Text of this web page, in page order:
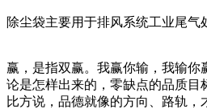
除尘袋主要用于排风系统工业尾气
赢，是指双赢。我赢你输，我输你
论是怎样出来的，零缺点的品质目
比方说，品德就像的方向、路轨，